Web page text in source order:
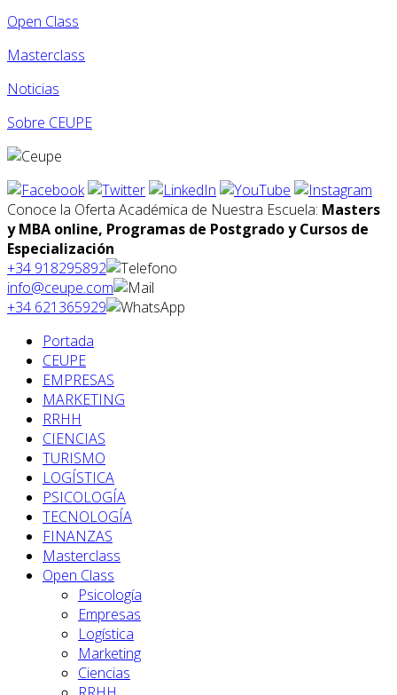
Open Class
Masterclass
Noticias
Sobre CEUPE
Conoce la Oferta Académica de Nuestra Escuela: Masters
y MBA online, Programas de Postgrado y Cursos de
Especialización
+34 918295892
info@ceupe.com
+34 621365929
Portada
CEUPE
EMPRESAS
MARKETING
RRHH
CIENCIAS
TURISMO
LOGÍSTICA
PSICOLOGÍA
TECNOLOGÍA
FINANZAS
Masterclass
Open Class
Psicología
Empresas
Logística
Marketing
Ciencias